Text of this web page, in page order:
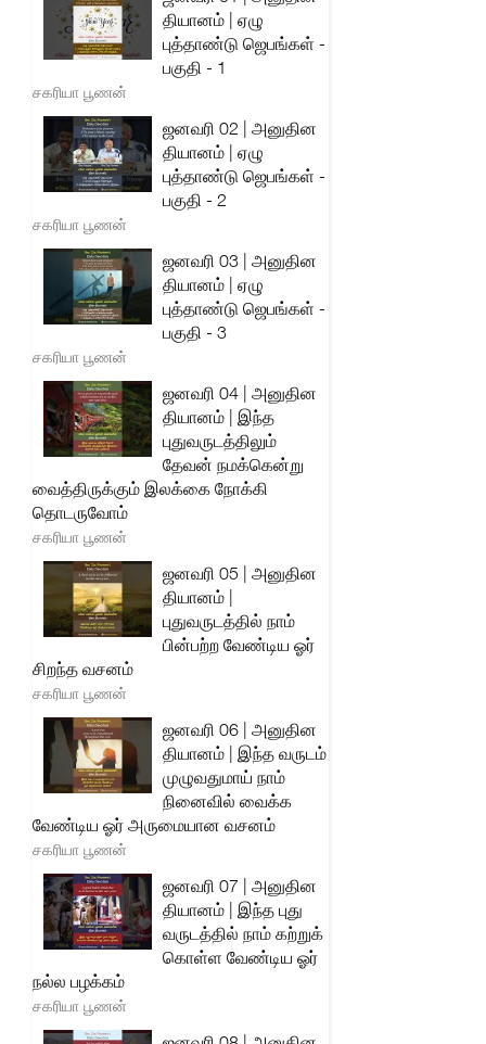
தியானம் | ஏழு
புத்தாண்டு ஜெபங்கள் -
பகுதி - 1
சகரியா பூணன்
ஜனவரி 02 | அனுதின
தியானம் | ஏழு
புத்தாண்டு ஜெபங்கள் -
பகுதி - 2
சகரியா பூணன்
ஜனவரி 03 | அனுதின
தியானம் | ஏழு
புத்தாண்டு ஜெபங்கள் -
பகுதி - 3
சகரியா பூணன்
ஜனவரி 04 | அனுதின
தியானம் | இந்த
புதுவருடத்திலும்
தேவன் நமக்கென்று
வைத்திருக்கும் இலக்கை நோக்கி
தொடருவோம்
சகரியா பூணன்
ஜனவரி 05 | அனுதின
தியானம் |
புதுவருடத்தில் நாம்
பின்பற்ற வேண்டிய ஓர்
சிறந்த வசனம்
சகரியா பூணன்
ஜனவரி 06 | அனுதின
தியானம் | இந்த வருடம்
முழுவதுமாய் நாம்
நினைவில் வைக்க
வேண்டிய ஓர் அருமையான வசனம்
சகரியா பூணன்
ஜனவரி 07 | அனுதின
தியானம் | இந்த புது
வருடத்தில் நாம் கற்றுக்
கொள்ள வேண்டிய ஓர்
நல்ல பழக்கம்
சகரியா பூணன்